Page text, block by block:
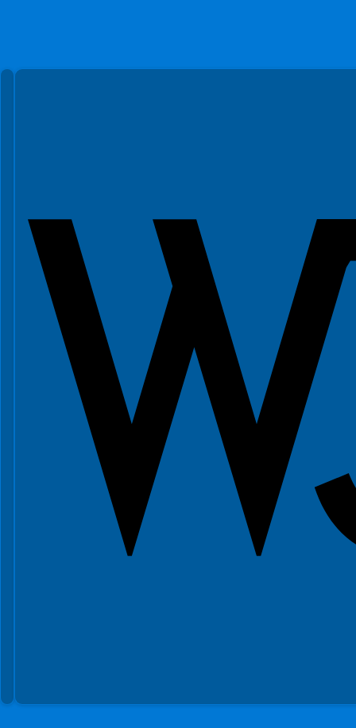
Spełniamy standardy WCAG 2.2
Spełniamy standardy W3C